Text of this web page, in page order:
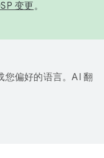
变更。
偏好的语言。AI 翻